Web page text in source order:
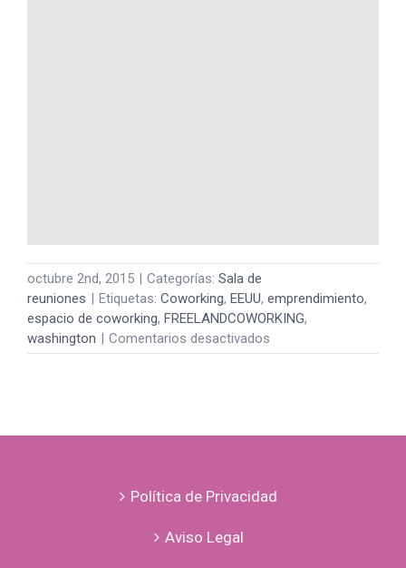
octubre 2nd, 2015 | Categorías: Sala de
reuniones | Etiquetas: Coworking, EEUU, emprendimiento,
espacio de coworking, FREELANDCOWORKING,
washington | Comentarios desactivados
Hablar
Política de Privacidad
Aviso Legal